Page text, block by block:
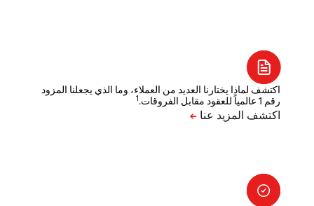
اكتشف لماذا يختارنا العديد من العملاء، وما الذي يجعلنا المزود
رقم 1 عالمياً للعقود مقابل الفروقات.
1